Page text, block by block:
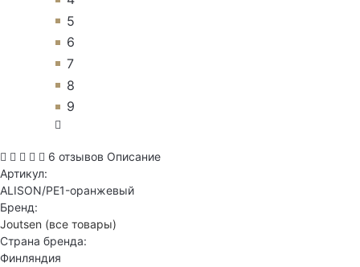
5
6
7
8
9
6 отзывов Описание
Артикул:
ALISON/PE1-оранжевый
Бренд:
Joutsen (все товары)
Страна бренда:
Финляндия